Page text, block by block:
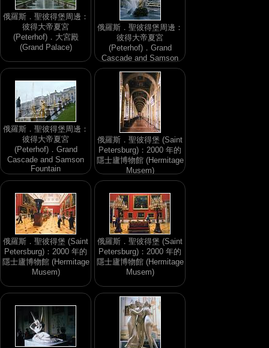
俄羅斯．聖彼得堡周邊：
彼得大帝夏宮
(Peterhof)．大宮殿
(Grand Palace)
俄羅斯．聖彼得堡周邊：
彼得大帝夏宮
(Peterhof)．Grand
Cascade and Samson
Fountain
俄羅斯．聖彼得堡周邊：
彼得大帝夏宮
(Peterhof)．Grand
Cascade and Samson
Fountain
俄羅斯．聖彼得堡 (Saint
Petersburg)：2000 年的
隱士廬博物館 (Hermitage
Musem)
俄羅斯．聖彼得堡 (Saint
Petersburg)：2000 年的
隱士廬博物館 (Hermitage
Musem)
俄羅斯．聖彼得堡 (Saint
Petersburg)：2000 年的
隱士廬博物館 (Hermitage
Musem)